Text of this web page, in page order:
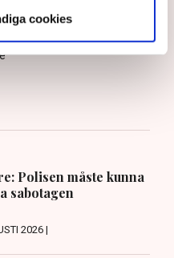
cookies
Polisen måste kunna
sabotagen
2026 |